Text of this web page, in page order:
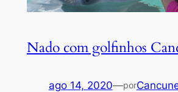
Nado com golfinhos
ago 14, 2020—por